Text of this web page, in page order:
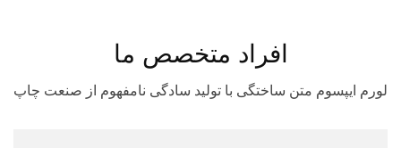
افراد متخصص ما
لورم ایپسوم متن ساختگی با تولید سادگی نامفهوم از صنعت چاپ